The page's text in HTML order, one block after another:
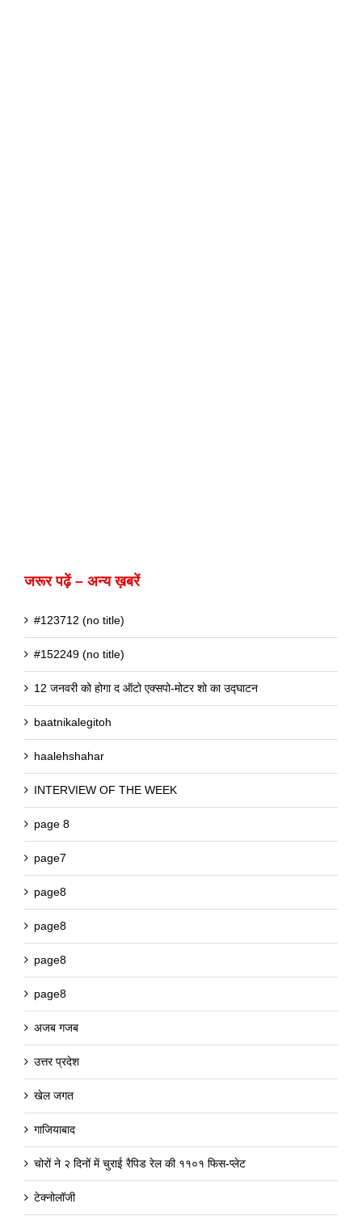
जरूर पढ़ें – अन्य ख़बरें
#123712 (no title)
#152249 (no title)
12 जनवरी को होगा द ऑटो एक्सपो-मोटर शो का उद्घाटन
baatnikalegitoh
haalehshahar
INTERVIEW OF THE WEEK
page 8
page7
page8
page8
page8
page8
अजब गजब
उत्तर प्रदेश
खेल जगत
गाजियाबाद
चोरों ने २ दिनों में चुराई रैपिड रेल की ११०१ फिस-प्लेट
टेक्नोलॉजी